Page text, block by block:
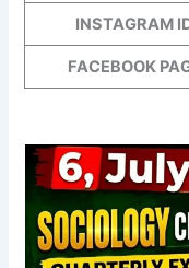
INSTAGRAM
FACEBOOK